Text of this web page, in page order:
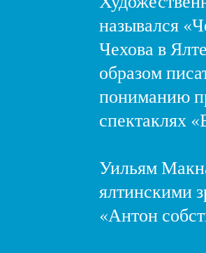
назывался
Чехова в
образом
пониманию
спектаклях
Уильям
ялтинскими
«Антон